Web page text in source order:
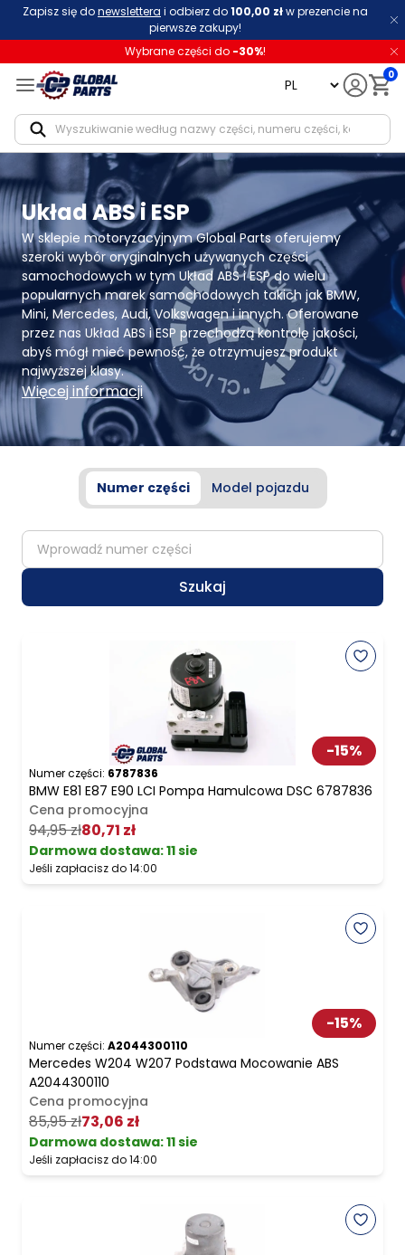
Zapisz się donewslettera i odbierz do100,00 złw prezencie na
pierwsze zakupy!
Wybrane części do -30%!
language 0
Układ ABS i ESP
W sklepie motoryzacyjnym Global Parts oferujemy
szeroki wybór oryginalnych używanych części
samochodowych w tym Układ ABS i ESP do wielu
popularnych marek samochodowych takich jak BMW,
Mini, Mercedes, Audi, Volkswagen i innych. Oferowane
przez nas Układ ABS i ESP przechodzą kontrolę jakości,
abyś mógł mieć pewność, że otrzymujesz produkt
najwyższej klasy.
Więcej informacji
Numer części Model pojazdu
partNumber
Szukaj
-15%
Numer części: 6787836
BMW E81 E87 E90 LCI Pompa Hamulcowa DSC 6787836
Cena promocyjna
94,95 zł80,71 zł
Darmowa dostawa:11 sie
Jeśli zapłacisz do 14:00
-15%
Numer części: A2044300110
Mercedes W204 W207 Podstawa Mocowanie ABS
A2044300110
Cena promocyjna
85,95 zł73,06 zł
Darmowa dostawa:11 sie
Jeśli zapłacisz do 14:00